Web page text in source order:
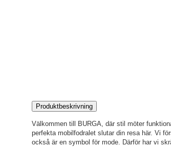
Produktbeskrivning
Välkommen till BURGA, där stil möter
perfekta mobilfodralet slutar din resa här. Vi
också är en symbol för mode. Därför har vi